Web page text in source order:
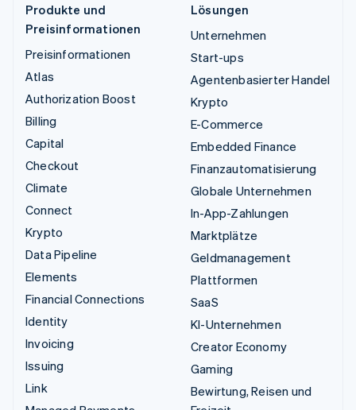
Produkte und
Preisinformationen
Preisinformationen
Atlas
Authorization Boost
Billing
Capital
Checkout
Climate
Connect
Krypto
Data Pipeline
Elements
Financial Connections
Identity
Invoicing
Issuing
Link
Lösungen
Unternehmen
Start-ups
Agentenbasierter Handel
Krypto
E-Commerce
Embedded Finance
Finanzautomatisierung
Globale Unternehmen
In-App-Zahlungen
Marktplätze
Geldmanagement
Plattformen
SaaS
KI-Unternehmen
Creator Economy
Gaming
Bewirtung, Reisen und